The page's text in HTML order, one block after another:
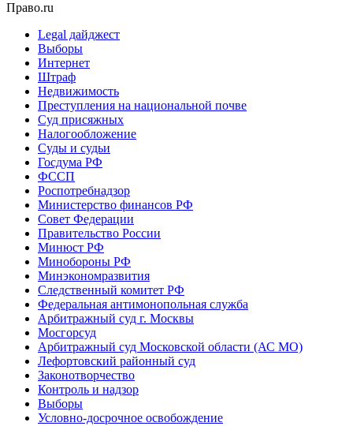
Право.ru
Legal дайджест
Выборы
Интернет
Штраф
Недвижимость
Преступления на национальной почве
Суд присяжных
Налогообложение
Суды и судьи
Госдума РФ
ФССП
Роспотребнадзор
Министерство финансов РФ
Совет Федерации
Правительство России
Минюст РФ
Минобороны РФ
Минэкономразвития
Следственный комитет РФ
Федеральная антимонопольная служба
Арбитражный суд г. Москвы
Мосгорсуд
Арбитражный суд Московской области (АС МО)
Лефортовский районный суд
Законотворчество
Контроль и надзор
Выборы
Условно-досрочное освобождение